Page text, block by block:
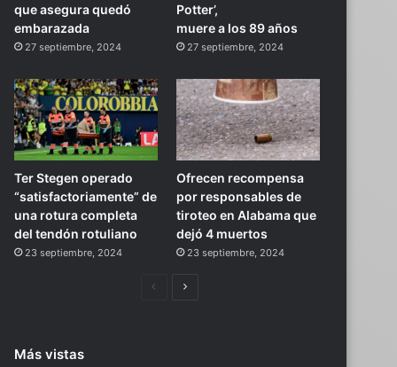
que asegura quedó
embarazada
27 septiembre, 2024
Potter’,
muere a los 89 años
27 septiembre, 2024
Ter Stegen operado
“satisfactoriamente” de
una rotura completa
del tendón rotuliano
23 septiembre, 2024
Ofrecen recompensa
por responsables de
tiroteo en Alabama que
dejó 4 muertos
23 septiembre, 2024
PáginaSiguiente
Más vistas